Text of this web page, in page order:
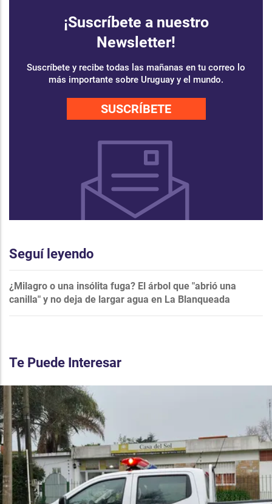
¡Suscríbete a nuestro
Newsletter!
Suscríbete y recibe todas las mañanas en tu correo lo
más importante sobre Uruguay y el mundo.
SUSCRÍBETE
Seguí leyendo
¿Milagro o una insólita fuga? El árbol que "abrió una
canilla" y no deja de largar agua en La Blanqueada
Te Puede Interesar